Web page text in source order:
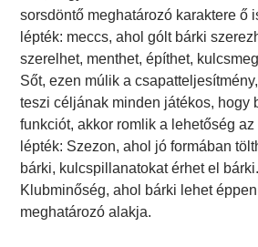
sorsdöntő meghatározó karaktere ő
lépték: meccs, ahol gólt bárki
szerelhet, menthet, építhet,
Sőt, ezen múlik a
teszi céljának minden játékos, hogy
funkciót, akkor romlik a lehetőség
lépték: Szezon, ahol jó formában
bárki, kulcspillanatokat érhet el
Klubminőség, ahol bárki lehet
meghatározó alakja.